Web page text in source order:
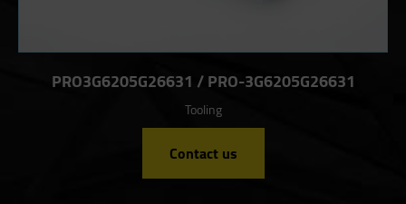
PRO3G6205G26631 / PRO-3G6205G26631
Tooling
Contact us